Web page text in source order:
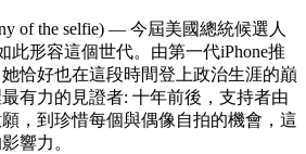
of the selfie) — 今屆美國總統候選人
此形容這個世代。由第一代iPhone推
恰好也在這段時間登上政治生涯的巔
有力的見證者: 十年前後，支持者由
，到珍惜每個與偶像自拍的機會，這
響力。